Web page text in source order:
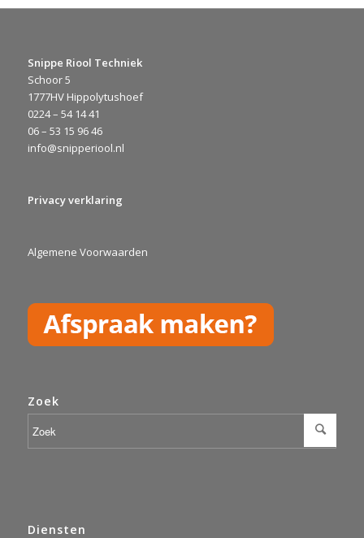
Snippe Riool Techniek
Schoor 5
1777HV Hippolytushoef
0224 – 54 14 41
06 – 53 15 96 46
info@snipperiool.nl
Privacy verklaring
Algemene Voorwaarden
Zoek
Diensten